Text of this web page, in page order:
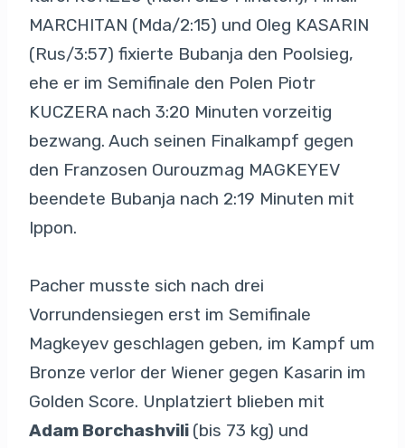
MARCHITAN (Mda/2:15) und Oleg KASARIN
(Rus/3:57) fixierte Bubanja den Poolsieg,
ehe er im Semifinale den Polen Piotr
KUCZERA nach 3:20 Minuten vorzeitig
bezwang. Auch seinen Finalkampf gegen
den Franzosen Ourouzmag MAGKEYEV
beendete Bubanja nach 2:19 Minuten mit
Ippon.
Pacher musste sich nach drei
Vorrundensiegen erst im Semifinale
Magkeyev geschlagen geben, im Kampf um
Bronze verlor der Wiener gegen Kasarin im
Golden Score. Unplatziert blieben mit
Adam Borchashvili (bis 73 kg) und